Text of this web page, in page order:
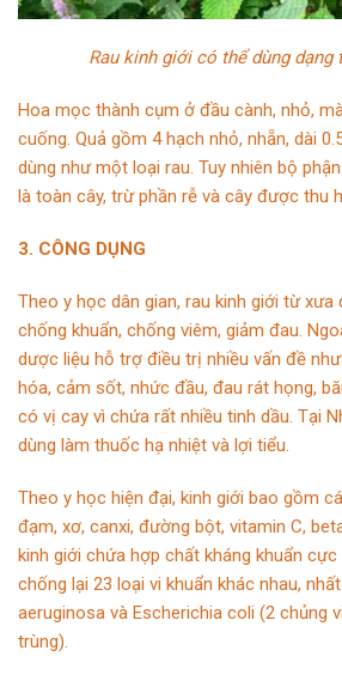
Rau kinh giới có thể dùng
Hoa mọc thành cụm ở đầu cành, nhỏ,
cuống. Quả gồm 4 hạch nhỏ, nhẵn, dài
dùng như một loại rau. Tuy nhiên bộ
là toàn cây, trừ phần rễ và cây được thu
3. CÔNG DỤNG
Theo y học dân gian, rau kinh giới từ
chống khuẩn, chống viêm, giảm đau.
dược liệu hỗ trợ điều trị nhiều vấn đề
hóa, cảm sốt, nhức đầu, đau rát họng,
có vị cay vì chứa rất nhiều tinh dầu. Tại
dùng làm thuốc hạ nhiệt và lợi tiểu.
Theo y học hiện đại, kinh giới bao gồm
đạm, xơ, canxi, đường bột, vitamin C,
kinh giới chứa hợp chất kháng khuẩn cực
chống lại 23 loại vi khuẩn khác nhau,
aeruginosa và Escherichia coli (2 chủng
trùng).